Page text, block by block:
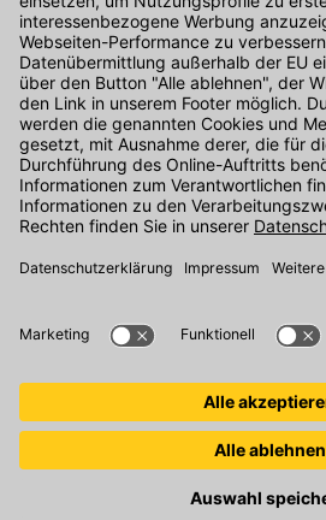
Kontakt
Unser Onlineshop Team ist montags bis
Uhr unter der Telefonnummer07071 /
Alternativ können Sie unser
Den Kontakt direkt in unsere